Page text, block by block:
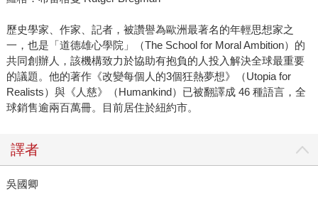
歷史學家、作家、記者，被讚譽為歐洲最著名的年輕思想家之
一，也是「道德雄心學院」（The School for Moral Ambition）的
共同創辦人，該機構致力於協助有抱負的人投入解決全球最重要
的議題。他的著作《改變每個人的3個狂熱夢想》（Utopia for
Realists）與《人慈》（Humankind）已被翻譯成 46 種語言，全
球銷售逾兩百萬冊。目前居住於紐約市。
譯者
吳國卿